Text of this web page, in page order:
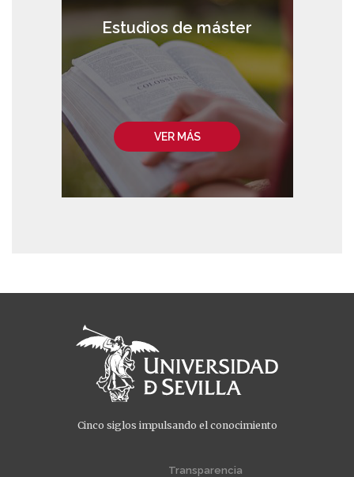
VER MÁS
Estudios de máster
Cinco siglos impulsando el conocimiento
Transparencia